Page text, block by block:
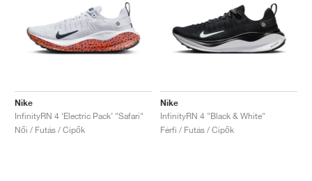
Nike
InfinityRN 4 ‘Electric Pack’ "Safari"
Női / Futás / Cipők
Nike
InfinityRN 4 "Black & White"
Férfi / Futás / Cipők